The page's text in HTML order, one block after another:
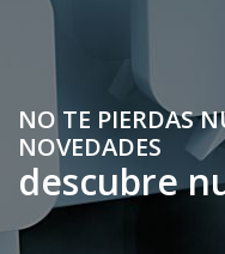
NO TE PIERDAS
NOVEDADES
descubre